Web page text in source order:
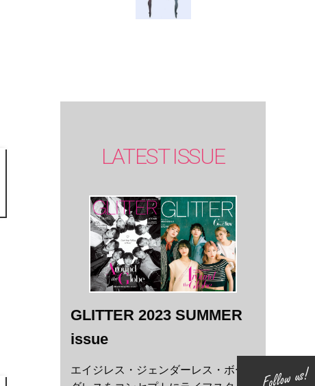
2023
LATEST ISSUE
GLITTER 2023 SUMMER
issue
エイジレス・ジェンダーレス・ボー